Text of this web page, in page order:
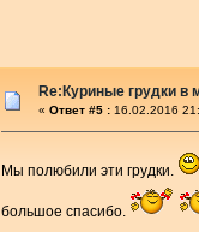
Re:Куриные грудки в
« Ответ #5 : 16.02.2016
Мы полюбили эти грудки.
большое спасибо.